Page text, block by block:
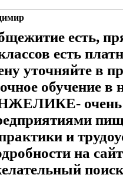
есть,
есть
уточняйте в
обучение в
очень
и
на